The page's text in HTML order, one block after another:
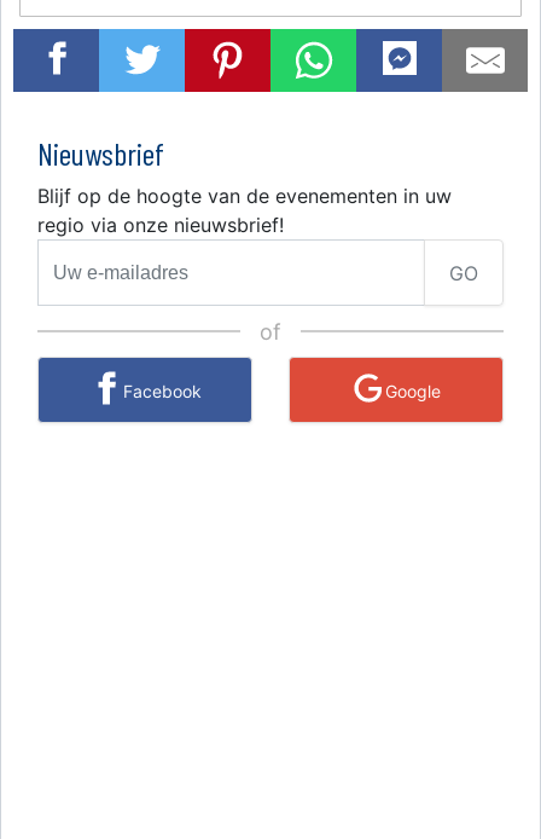
Nieuwsbrief
Blijf op de hoogte van de evenementen in uw
regio via onze nieuwsbrief!
GO
of
Facebook Google